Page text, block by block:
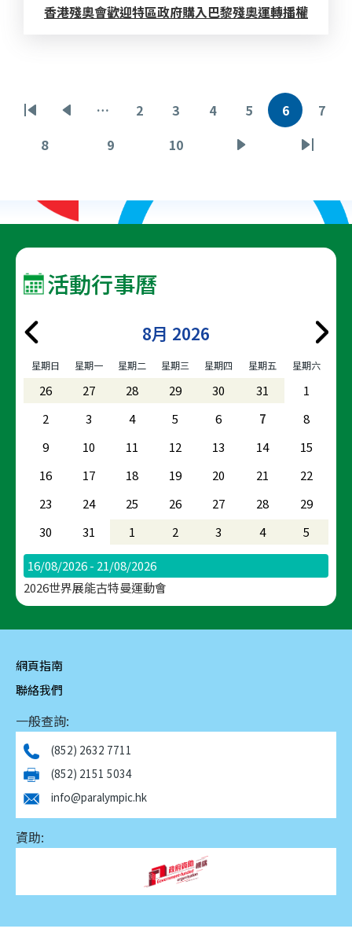
香港殘奧會歡迎特區政府購入巴黎殘奧運轉播權
Pagination
First
page
Previous
…
頁
2
頁
面
3
頁
4
頁
5
目
6
頁
7
頁
8
頁
9
頁
10
Last
活動行事曆
8月 2026
星期日 星期一 星期二 星期三 星期四 星期五 星期六
26 27 28 29 30 31
1
2
3 4 5 6 7
8
9
10 11 12 13 14
15
16
17 18 19 20 21
22
23
24 25 26 27 28
29
30
31 1 2 3 4 5
16/08/2026 - 21/08/2026
2026世界展能古特曼運動會
網頁指南
聯絡我們
一般查詢:
(852) 2632 7711
(852) 2151 5034
info@paralympic.hk
資助: